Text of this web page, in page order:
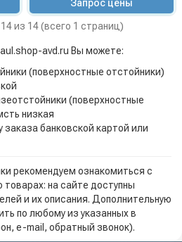
Запрос цены
из 14 (всего 1 страниц)
avd.ru Вы можете:
(поверхностные отстойники)
(поверхностные
низкая
заказа банковской картой или
рекомендуем ознакомиться с
на сайте доступны
и их описания. Дополнительную
по любому из указанных в
e-mail, обратный звонок).